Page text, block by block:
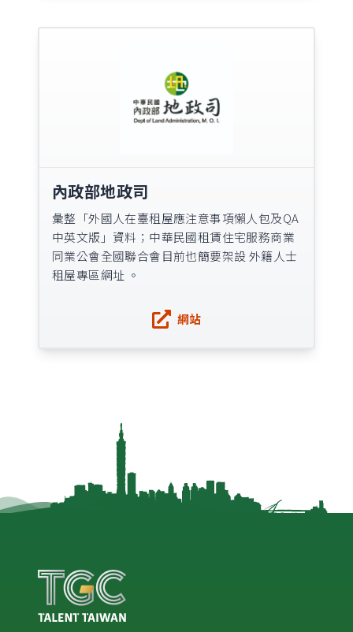
內政部地政司
彙整「外國人在臺租屋應注意事項懶人包及QA
中英文版」資料；中華民國租賃住宅服務商業
同業公會全國聯合會目前也簡要架設 外籍人士
租屋專區網址 。
網站